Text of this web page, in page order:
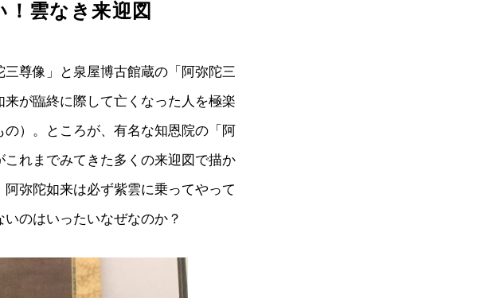
雲なき来迎図
尊像」と泉屋博古館蔵の「阿弥陀三
が臨終に際して亡くなった人を極楽
）。ところが、有名な知恩院の「阿
れまでみてきた多くの来迎図で描か
弥陀如来は必ず紫雲に乗ってやって
のはいったいなぜなのか？